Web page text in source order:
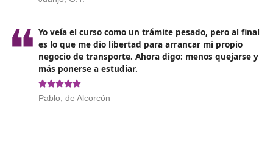
curso permitirán a los titulares del título adaptarse a
mercado cada vez más competitivo.